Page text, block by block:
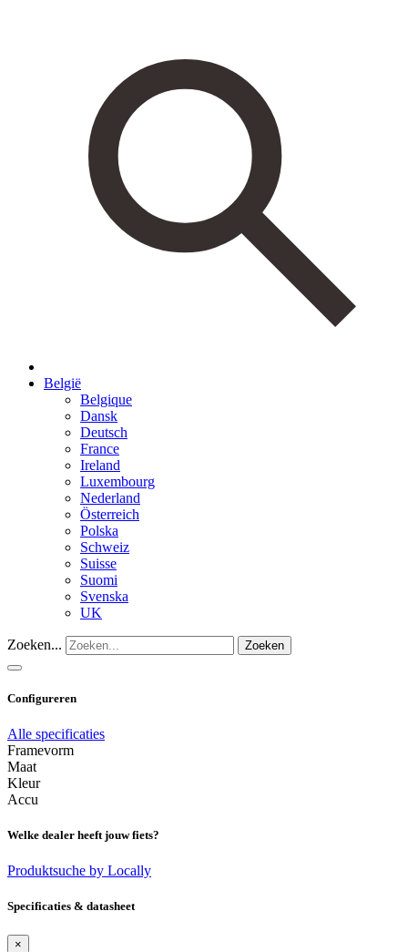
België
Belgique
Dansk
Deutsch
France
Ireland
Luxembourg
Nederland
Österreich
Polska
Schweiz
Suisse
Suomi
Svenska
UK
Zoeken... Zoeken
Configureren
Alle specificaties
Framevorm
Maat
Kleur
Accu
Welke dealer heeft jouw fiets?
Produktsuche by Locally
Specificaties & datasheet
×